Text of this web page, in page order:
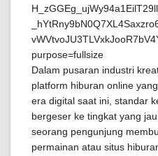
Dalam pusaran industri
platform hiburan online
era digital saat ini, standar
bergeser ke tingkat yang
seorang pengunjung
permainan atau situs